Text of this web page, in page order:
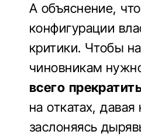
А объяснение,
конфигурации
критики. Чтобы
чиновникам
всего
на откатах,
заслоняясь